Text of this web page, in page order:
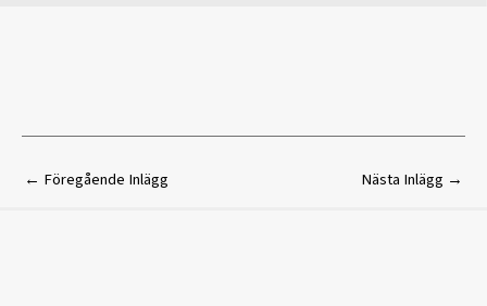
← Föregående Inlägg Nästa Inlägg →